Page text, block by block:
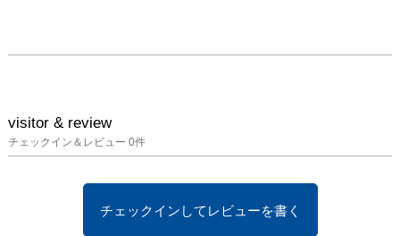
栃木県宇都宮　長野県
美麻村　池田町を経て
2008年長野県信州新町の
自宅に工房を建てる
アー等の出展をしつつレ
visitor & review
チェックイン＆レビュー 0件
チェックインしてレビューを書く